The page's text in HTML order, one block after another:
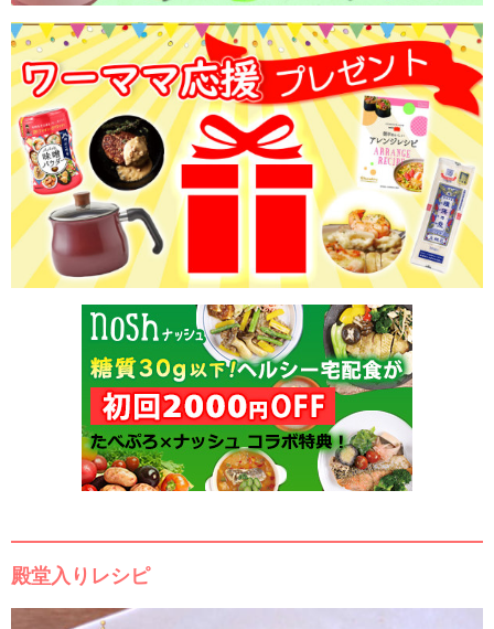
殿堂入りレシピ